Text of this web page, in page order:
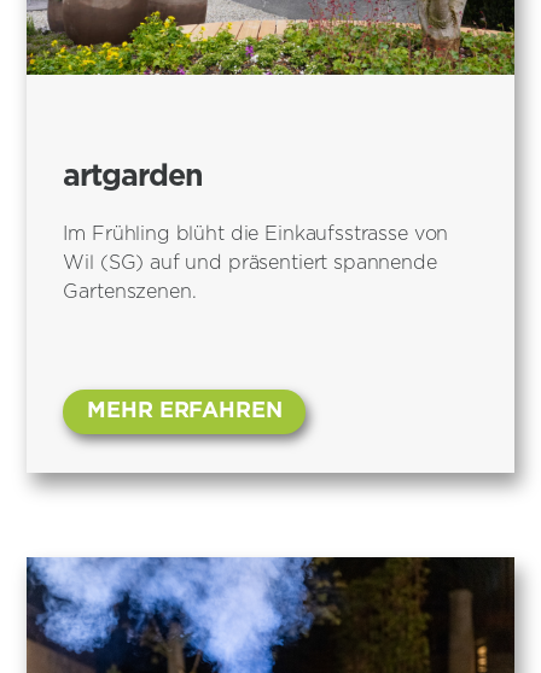
artgarden
Im Frühling blüht die Einkaufsstrasse von
Wil (SG) auf und präsentiert spannende
Gartenszenen.
MEHR ERFAHREN